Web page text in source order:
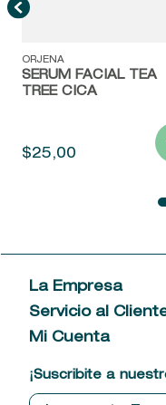
ORJENA
SERUM FACIAL TEA
TREE CICA
$25,00
La Empresa
Acerca de las
Ventas al por
Política de
Servicio al
Contáctanos
Mi Cuenta
¡Suscribite a